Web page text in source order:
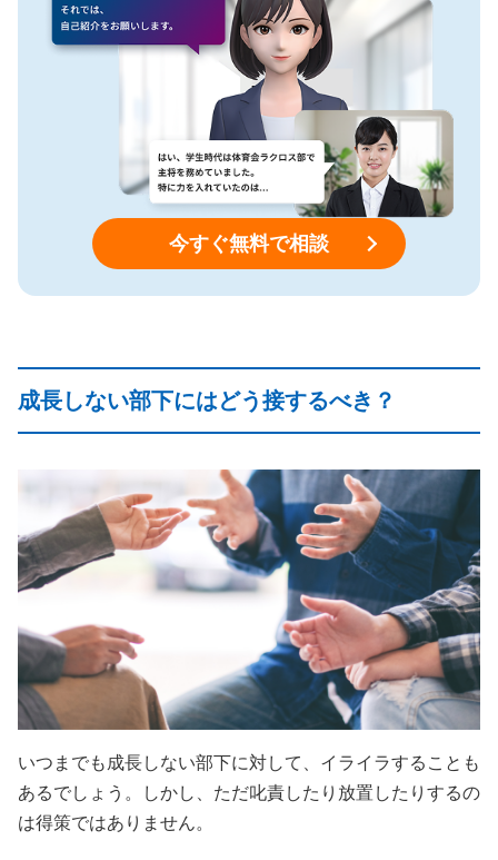
今すぐ無料で相談
成長しない部下にはどう接するべき？
いつまでも成長しない部下に対して、イライラすることも
あるでしょう。しかし、ただ叱責したり放置したりするの
は得策ではありません。